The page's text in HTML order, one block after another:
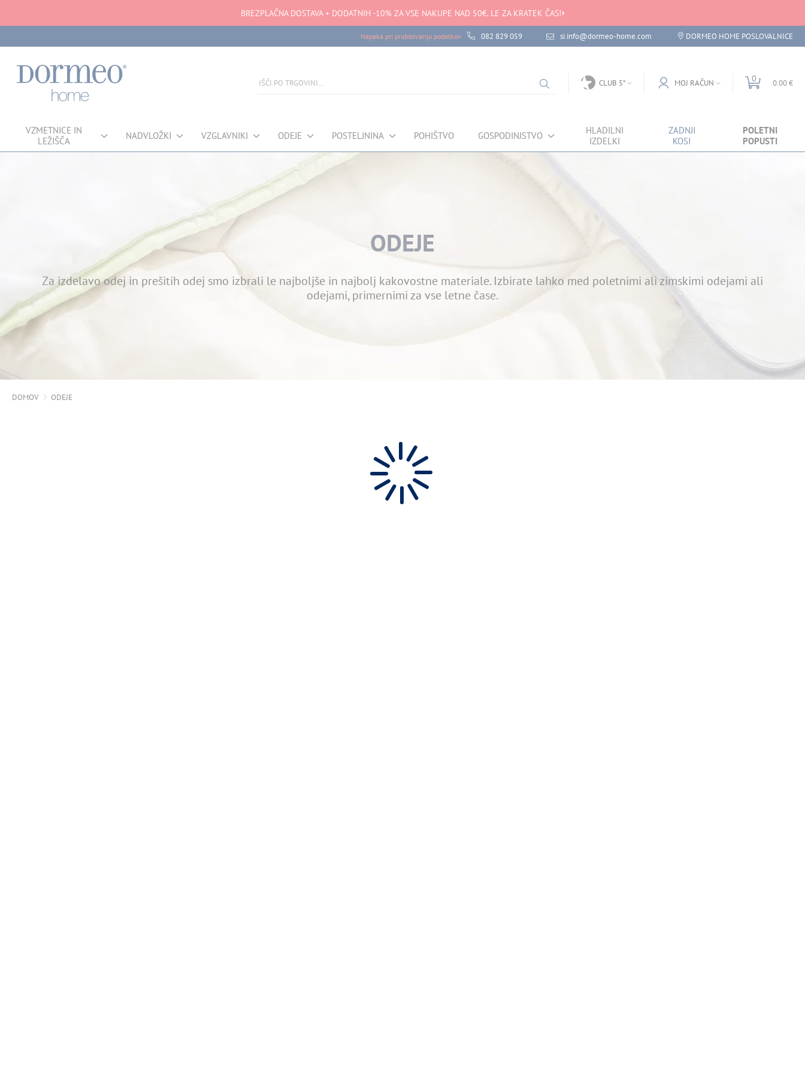
BREZPLAČNA DOSTAVA + DODATNIH -10% ZA VSE NAKUPE NAD 50€. LE ZA KRATEK ČAS!
Napaka pri pridobivanju podatkov 082 829 059 si.info@dormeo-home.com DORMEO HOME POSLOVALNICE
CLUB 5* MOJ RAČUN 0 0.00 €
VZMETNICE IN
LEŽIŠČA
NADVLOŽKI VZGLAVNIKI ODEJE POSTELJNINA POHIŠTVO GOSPODINJSTVO
HLADILNI
IZDELKI
ZADNJI
KOSI
POLETNI
POPUSTI
ODEJE
Za izdelavo odej in prešitih odej smo izbrali le najboljše in najbolj kakovostne materiale. Izbirate lahko med poletnimi ali zimskimi odejami ali
odejami, primernimi za vse letne čase.
DOMOV ODEJE